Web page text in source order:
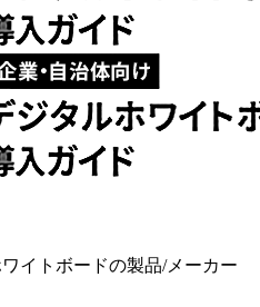
イトボードの製品/メーカー